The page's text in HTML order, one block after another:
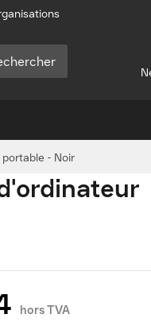
portable - Noir
hors TVA